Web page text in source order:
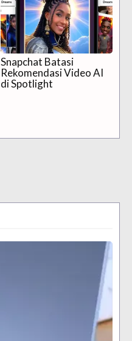
Snapchat Batasi
Rekomendasi Video AI
di Spotlight